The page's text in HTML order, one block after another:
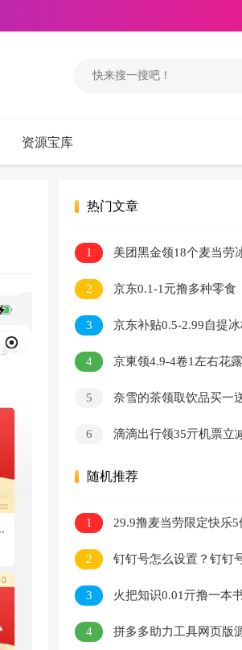
资源宝库
热门文章
1 美团黑金领18个麦当劳
2 京东0.1-1元撸多种零食
3 京东补贴0.5-2.99自提
4 京東领4.9-4卷1左右花
5 奈雪的茶领取饮品买一
6 滴滴出行领35亓机票立
随机推荐
1 29.9撸麦当劳限定快乐5
2 钉钉号怎么设置？钉钉
3 火把知识0.01亓撸一本
4
拼多多助力工具网页版